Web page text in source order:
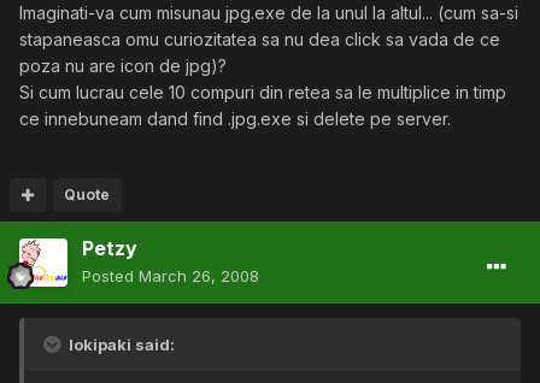
Imaginati-va cum misunau jpg.exe de la unul la altul... (cum sa-si
stapaneasca omu curiozitatea sa nu dea click sa vada de ce
poza nu are icon de jpg)?
Si cum lucrau cele 10 compuri din retea sa le multiplice in timp
ce innebuneam dand find .jpg.exe si delete pe server.
Quote
Petzy
Posted March 26, 2008
lokipaki said: